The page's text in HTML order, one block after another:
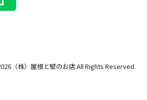
（株）屋根と壁のお店.All Rights Reserved.